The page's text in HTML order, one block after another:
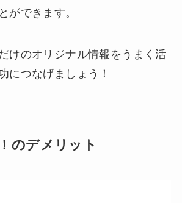
ができます。
けのオリジナル情報をうまく活
につなげましょう！
のデメリット